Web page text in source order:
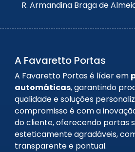
R. Armandina Braga de
A Favaretto Portas
A Favaretto Portas é líder em
automáticas, garantindo
qualidade e soluções
compromisso é com a
do cliente, oferecendo portas
esteticamente agradáveis,
transparente e pontual.